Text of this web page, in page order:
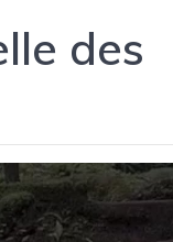
des